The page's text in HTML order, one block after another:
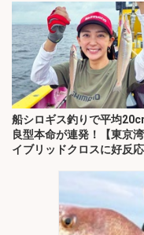
船シロギス釣りで平均
良型本命が連発！【東京
イブリッドクロスに好反応